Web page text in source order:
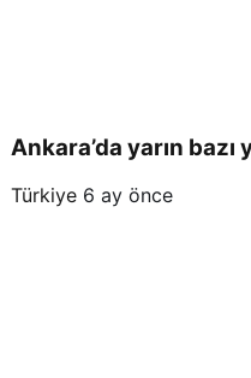
Ankara’da yarın
Türkiye 6 ay önce